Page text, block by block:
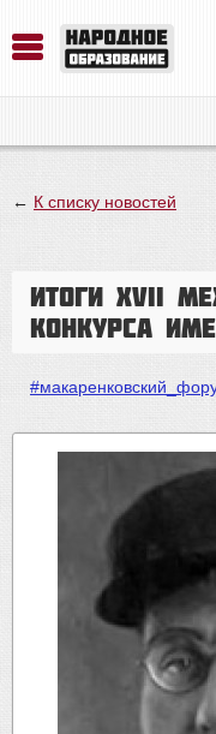
← К списку новостей
Итоги XVII
конкурса